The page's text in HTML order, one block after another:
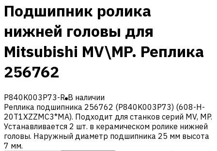
Подшипник ролика
нижней головы для
Mitsubishi MV\MP. Реплика
256762
P840K003P73-R В наличии
Реплика подшипника 256762 (P840K003P73) (608-H-
20T1XZZMC3*MA). Подходит для станков серий MV, MP.
Устанавливается 2 шт. в керамическом ролике нижней
головы. Наружный диаметр подшипника 25 мм высота
7 мм.